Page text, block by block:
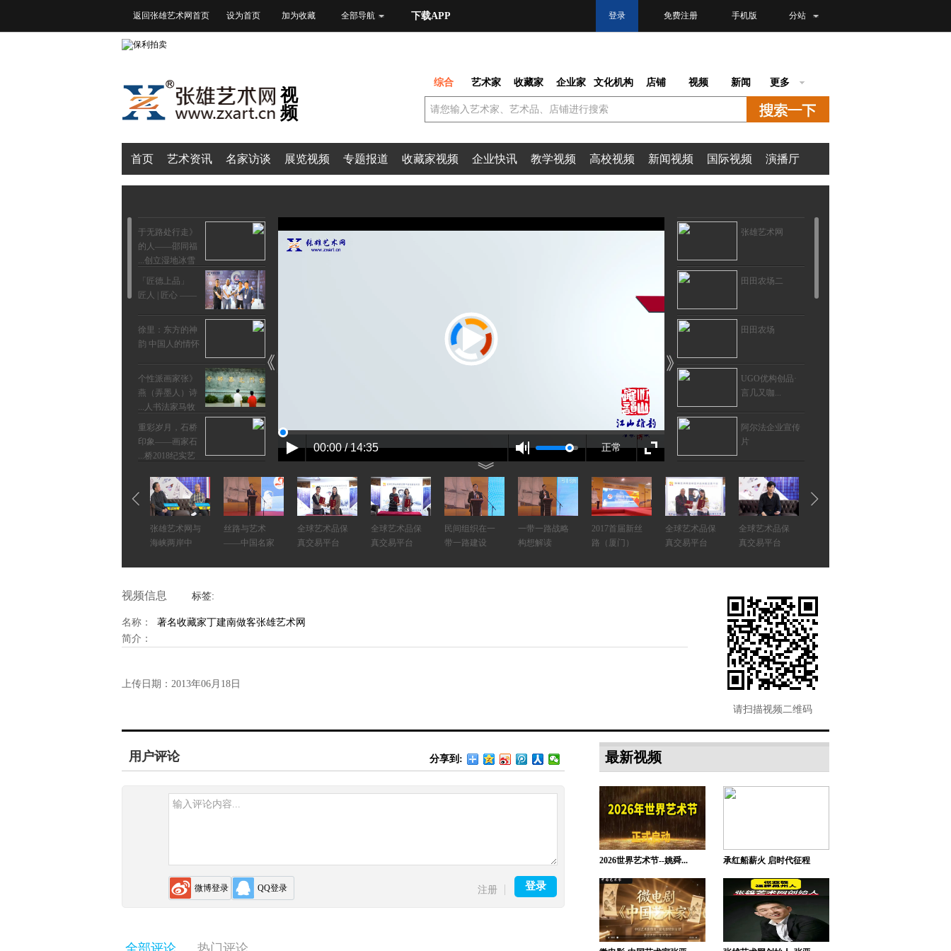
返回张雄艺术网首页 设为首页 加为收藏 全部导航 下载APP 分站
手机版
免费注册
登录
视
频
综合 艺术家 收藏家 企业家 文化机构 店铺 视频 新闻 更多
首页 艺术资讯 名家访谈 展览视频 专题报道 收藏家视频 企业快讯 教学视频 高校视频 新闻视频 国际视频 演播厅
《于无路处行走
的人——邵同福
创立湿地冰雪...
—— 匠人 | 匠心
徐里：东方的神
韵 中国人的情怀
《个性派画家张
燕（弄墨人）诗
人书法家马牧...
重彩岁月，石桥
印象——画家石
桥2018纪实艺...
韩美林 | 结缘宜
兴四十年
《月是故乡明
——刘伯良书法
名师荟——徐里
艺术探索大境界
花——砌画艺术
周扬波访谈
浓墨淡彩，书写
半世缘——陈东
00:00 / 14:35 正常
张雄艺术网
田田农场二
田田农场
UGO优构创品·
言几又咖...
阿尔法企业宣传
片
张雄艺术网与阿
里太太...
“石语股份香港上
市启...
建筑与艺术的结
合—专...
厦门市博来雅工
贸有限...
饰中心...
风向艺术空间：
彰显学...
《月是故乡明
张雄艺术网与
海峡两岸中
丝路与艺术
——中国名家
全球艺术品保
真交易平台
全球艺术品保
真交易平台
民间组织在一
带一路建设
一带一路战略
构想解读
2017首届新丝
路（厦门）
全球艺术品保
真交易平台
全球艺术品保
真交易平台
唐绍云
的守卫者—
《月是故乡明
——刘伯良
一带一路战略
构想解读
助残扬艺、爱
心送春联
视频信息 标签:
名称：
著名收藏家丁建南做客张雄艺术网
简介：
上传日期： 2013年06月18日
请扫描视频二维码
用户评论 分享到:
微博登录 QQ登录 注册 登录
全部评论 热门评论
最新视频
2026世界艺术节--姚舜... 承红船薪火 启时代征程